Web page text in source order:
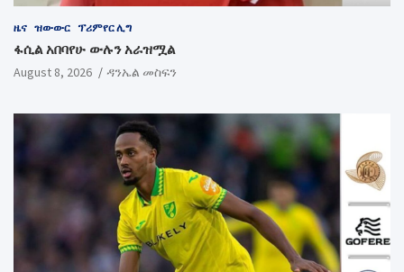
ዜና ዝውውር ፕሪምየር ሊግ
ፋሲል አበባየሁ ውሉን አራዝሟል
August 8, 2026 ዳንኤል መስፍን